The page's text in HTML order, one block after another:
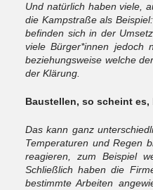
Und natürlich haben viele,
die Kampstraße als
befinden sich in der
viele Bürger*innen jedoch
beziehungsweise welche
der Klärung.
Baustellen, so scheint
Das kann ganz
Temperaturen und Regen
reagieren, zum Beispiel
Schließlich haben die
bestimmte Arbeiten